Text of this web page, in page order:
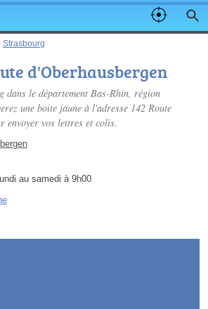
Strasbourg
d'Oberhausbergen
dans le département Bas-Rhin, région
une boite jaune à l'adresse 142 Route
envoyer vos lettres et colis.
lundi au samedi à 9h00